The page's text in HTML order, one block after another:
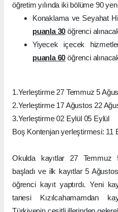
öğretim yılında iki bölüme 90
Konaklama ve Seyahat
puanla 30 öğrenci
Yiyecek içecek
puanla 60 öğrenci
1.Yerleştirme 27 Temmuz 5
2.Yerleştirme 17 Ağustos 22
3.Yerleştirme 02 Eylül 05 Eylül
Boş Kontenjan yerleştirmesi: 11
Okulda kayıtlar 27 Temmuz
başladı ve ilk kayıtlar 5
öğrenci kayıt yaptırdı. Yeni
tanesi Kızılcahamamdan